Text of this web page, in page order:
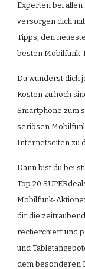
Experten bei allen
versorgen dich
Tipps, den
besten Mobilfunk-
Du wunderst dich
Kosten zu hoch
Smartphone zum
seriösen
Internetseiten zu
Dann bist du bei
Top 20
Mobilfunk-
dir die
recherchiert und
und
dem besonderen